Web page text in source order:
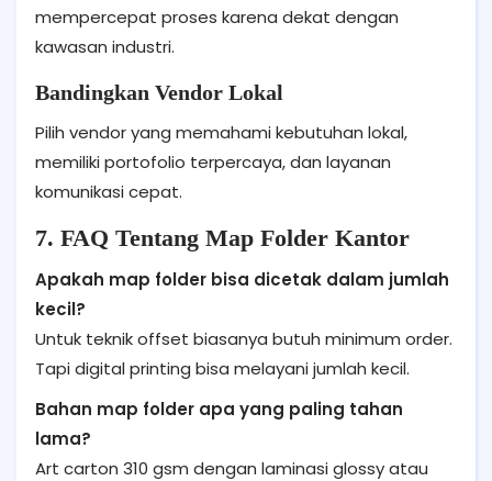
mempercepat proses karena dekat dengan
kawasan industri.
Bandingkan Vendor Lokal
Pilih vendor yang memahami kebutuhan lokal,
memiliki portofolio terpercaya, dan layanan
komunikasi cepat.
7. FAQ Tentang Map Folder Kantor
Apakah map folder bisa dicetak dalam jumlah
kecil?
Untuk teknik offset biasanya butuh minimum order.
Tapi digital printing bisa melayani jumlah kecil.
Bahan map folder apa yang paling tahan
lama?
Art carton 310 gsm dengan laminasi glossy atau